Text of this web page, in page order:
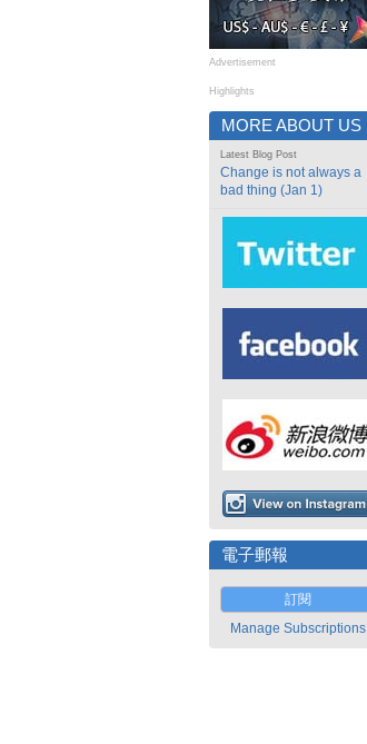
Advertisement
Highlights
MORE ABOUT US
Latest Blog Post
Change is not always a
bad thing (Jan 1)
電子郵報
訂閱
Manage Subscriptions